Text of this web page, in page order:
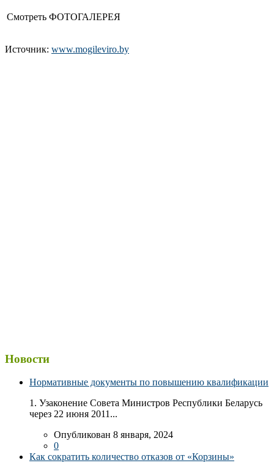
Смотреть ФОТОГАЛЕРЕЯ
Источник: www.mogileviro.by
Новости
Нормативные документы по повышению квалификации
1. Узаконение Совета Министров Республики Беларусь
через 22 июня 2011...
Опубликован 8 января, 2024
0
Как сократить количество отказов от «Корзины»